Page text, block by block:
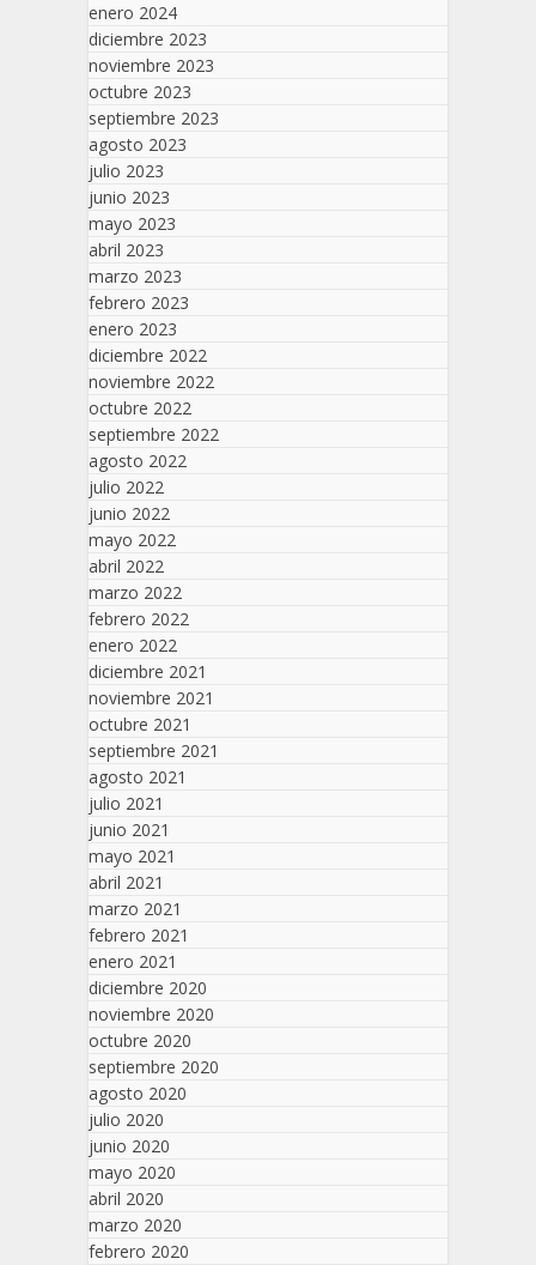
enero 2024
diciembre 2023
noviembre 2023
octubre 2023
septiembre 2023
agosto 2023
julio 2023
junio 2023
mayo 2023
abril 2023
marzo 2023
febrero 2023
enero 2023
diciembre 2022
noviembre 2022
octubre 2022
septiembre 2022
agosto 2022
julio 2022
junio 2022
mayo 2022
abril 2022
marzo 2022
febrero 2022
enero 2022
diciembre 2021
noviembre 2021
octubre 2021
septiembre 2021
agosto 2021
julio 2021
junio 2021
mayo 2021
abril 2021
marzo 2021
febrero 2021
enero 2021
diciembre 2020
noviembre 2020
octubre 2020
septiembre 2020
agosto 2020
julio 2020
junio 2020
mayo 2020
abril 2020
marzo 2020
febrero 2020